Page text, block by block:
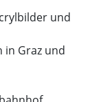
und
in Graz und